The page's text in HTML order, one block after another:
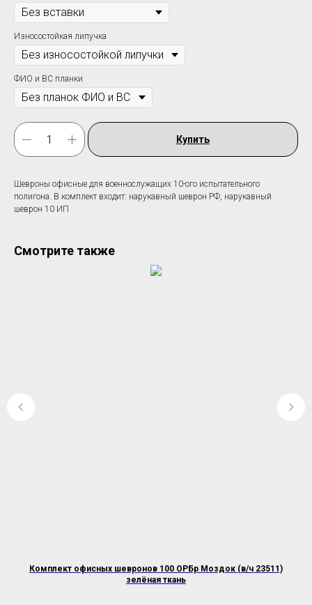
Износостойкая липучка
ФИО и ВС планки
Купить
Шевроны офисные для военнослужащих 10-ого испытательного
полигона. В комплект входит: нарукавный шеврон РФ, нарукавный
шеврон 10 ИП
Смотрите также
Комплект офисных шевронов 100 ОРБр Моздок (в/ч 23511)
зелёная ткань